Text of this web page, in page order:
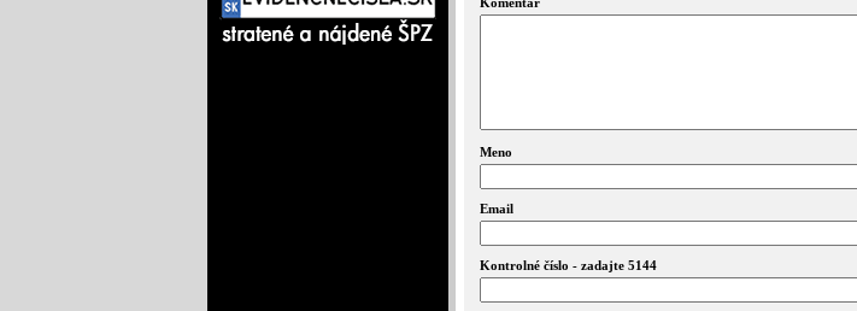
Meno
Email
Kontrolné číslo - zadajte 5144